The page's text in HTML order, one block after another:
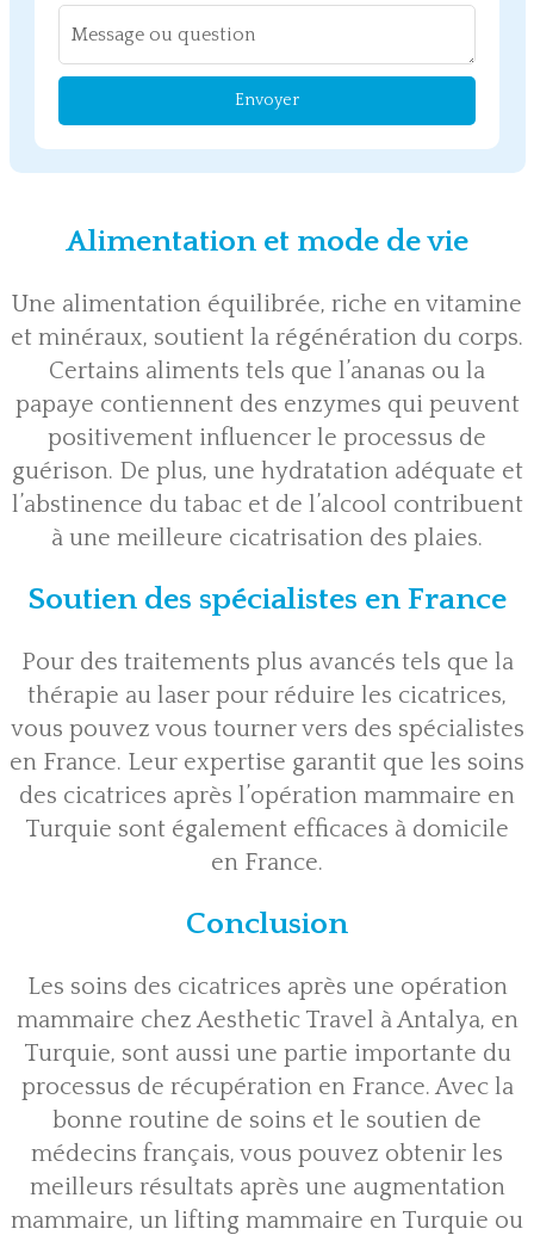
Envoyer
Alimentation et mode de vie
Une alimentation équilibrée, riche en vitamine
et minéraux, soutient la régénération du corps.
Certains aliments tels que l’ananas ou la
papaye contiennent des enzymes qui peuvent
positivement influencer le processus de
guérison. De plus, une hydratation adéquate et
l’abstinence du tabac et de l’alcool contribuent
à une meilleure cicatrisation des plaies.
Soutien des spécialistes en France
Pour des traitements plus avancés tels que la
thérapie au laser pour réduire les cicatrices,
vous pouvez vous tourner vers des spécialistes
en France. Leur expertise garantit que les soins
des cicatrices après l’opération mammaire en
Turquie sont également efficaces à domicile
en France.
Conclusion
Les soins des cicatrices après une opération
mammaire chez Aesthetic Travel à Antalya, en
Turquie, sont aussi une partie importante du
processus de récupération en France. Avec la
bonne routine de soins et le soutien de
médecins français, vous pouvez obtenir les
meilleurs résultats après une augmentation
mammaire, un lifting mammaire en Turquie ou